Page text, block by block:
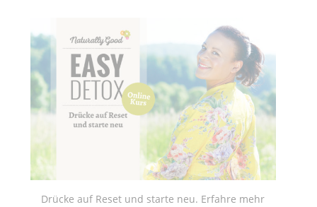
Drücke auf Reset und starte neu. Erfahre mehr